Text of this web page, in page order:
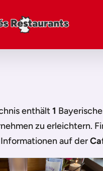
enthält1
zu erleichtern.
auf der